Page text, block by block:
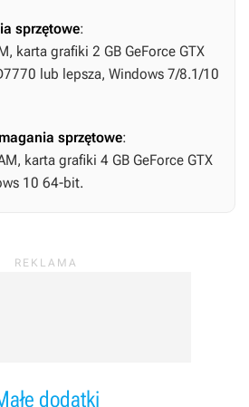
sprzętowe:
karta grafiki 2 GB GeForce GTX
lub lepsza, Windows 7/8.1/10
sprzętowe:
karta grafiki 4 GB GeForce GTX
10 64-bit.
dodatki